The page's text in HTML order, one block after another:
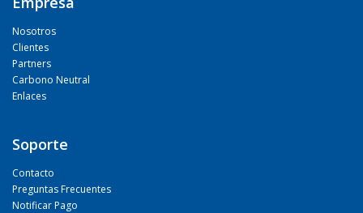
Nosotros
Clientes
Partners
Carbono Neutral
Enlaces
Soporte
Contacto
Preguntas Frecuentes
Notificar Pago